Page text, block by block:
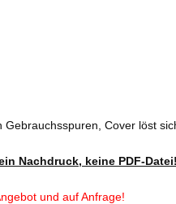
Cover löst
Nachdruck, keine PDF-
und auf Anfrage!